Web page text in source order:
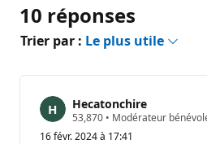
10 réponses
Trier par : Le plus utile
Hecatonchire
53,870 P• Modérateur
16 févr. 2024 à 17:41